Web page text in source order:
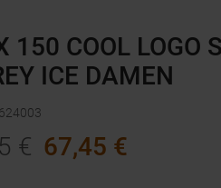
150 COOL LOGO
ICE DAMEN
€ 67,45 €